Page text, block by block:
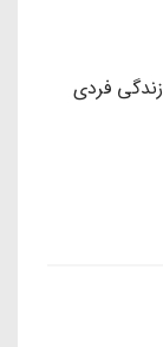
زندگی فردی